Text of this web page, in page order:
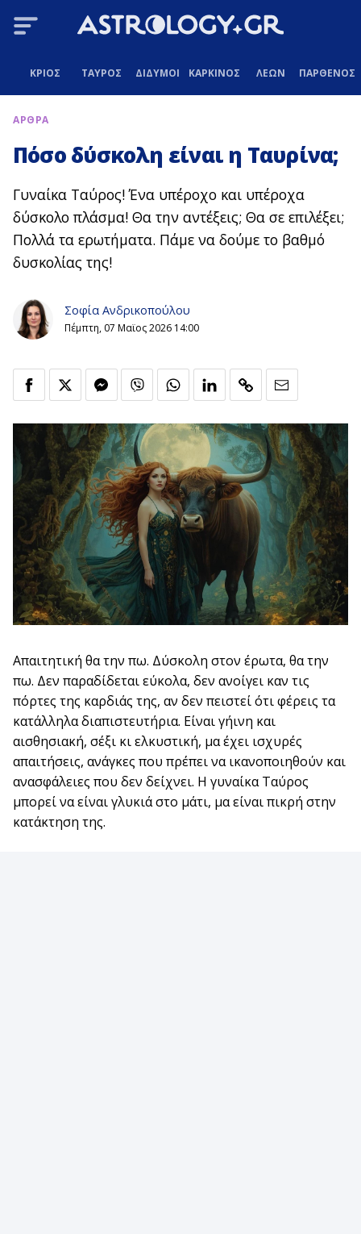
ΚΡΙΟΣ ΤΑΥΡΟΣ ΔΙΔΥΜΟΙ ΚΑΡΚΙΝΟΣ ΛΕΩΝ ΠΑΡΘΕΝΟΣ
ΑΡΘΡΑ
Πόσο δύσκολη είναι η Ταυρίνα;
Γυναίκα Ταύρος! Ένα υπέροχο και υπέροχα
δύσκολο πλάσμα! Θα την αντέξεις; Θα σε επιλέξει;
Πολλά τα ερωτήματα. Πάμε να δούμε το βαθμό
δυσκολίας της!
Σοφία Ανδρικοπούλου
Πέμπτη, 07 Μαϊος 2026 14:00
Απαιτητική θα την πω. Δύσκολη στον έρωτα, θα την
πω. Δεν παραδίδεται εύκολα, δεν ανοίγει καν τις
πόρτες της καρδιάς της, αν δεν πειστεί ότι φέρεις τα
κατάλληλα διαπιστευτήρια. Είναι γήινη και
αισθησιακή, σέξι κι ελκυστική, μα έχει ισχυρές
απαιτήσεις, ανάγκες που πρέπει να ικανοποιηθούν και
ανασφάλειες που δεν δείχνει. Η γυναίκα Ταύρος
μπορεί να είναι γλυκιά στο μάτι, μα είναι πικρή στην
κατάκτηση της.